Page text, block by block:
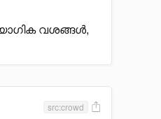
വശങ്ങൾ,
src:crowd